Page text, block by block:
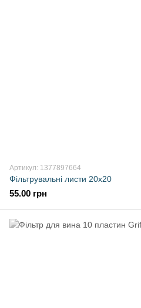
Артикул: 1377897664
Фільтрувальні листи 20х20
55.00 грн